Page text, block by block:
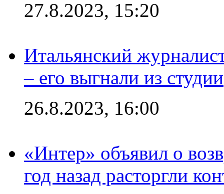
27.8.2023, 15:20
Итальянский
– его выгнали из студии
26.8.2023, 16:00
«Интер» объявил о
год назад расторгли